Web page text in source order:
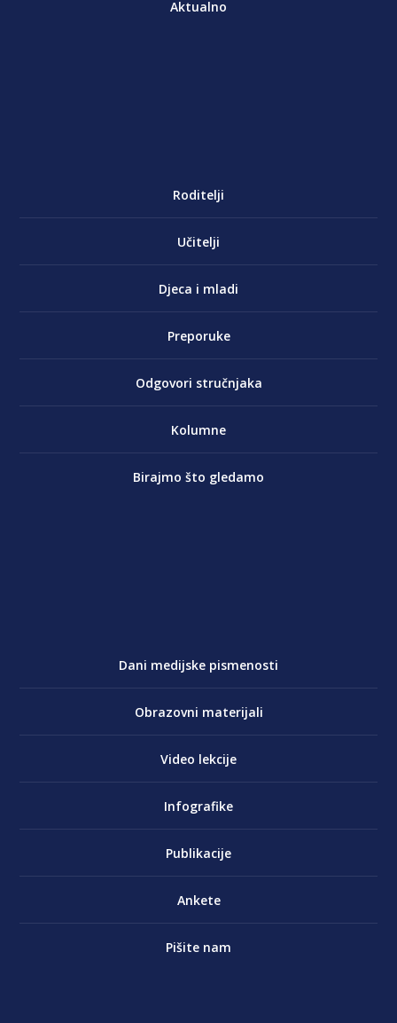
Aktualno
Roditelji
Učitelji
Djeca i mladi
Preporuke
Odgovori stručnjaka
Kolumne
Birajmo što gledamo
Dani medijske pismenosti
Obrazovni materijali
Video lekcije
Infografike
Publikacije
Ankete
Pišite nam